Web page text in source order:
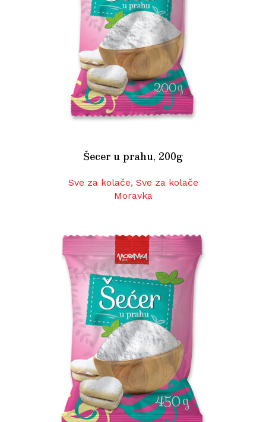
Šecer u prahu, 200g
Sve za kolače, Sve za kolače
Moravka